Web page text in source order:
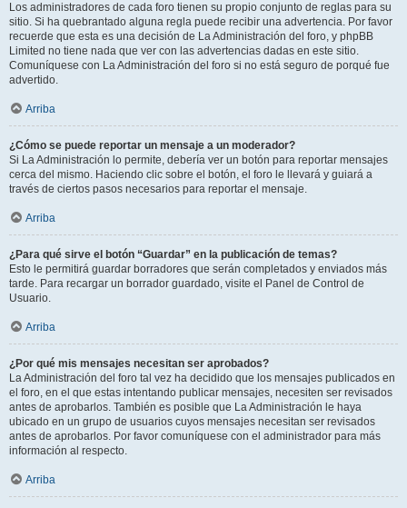
Los administradores de cada foro tienen su propio conjunto de reglas para su
sitio. Si ha quebrantado alguna regla puede recibir una advertencia. Por favor
recuerde que esta es una decisión de La Administración del foro, y phpBB
Limited no tiene nada que ver con las advertencias dadas en este sitio.
Comuníquese con La Administración del foro si no está seguro de porqué fue
advertido.
Arriba
¿Cómo se puede reportar un mensaje a un moderador?
Si La Administración lo permite, debería ver un botón para reportar mensajes
cerca del mismo. Haciendo clic sobre el botón, el foro le llevará y guiará a
través de ciertos pasos necesarios para reportar el mensaje.
Arriba
¿Para qué sirve el botón “Guardar” en la publicación de temas?
Esto le permitirá guardar borradores que serán completados y enviados más
tarde. Para recargar un borrador guardado, visite el Panel de Control de
Usuario.
Arriba
¿Por qué mis mensajes necesitan ser aprobados?
La Administración del foro tal vez ha decidido que los mensajes publicados en
el foro, en el que estas intentando publicar mensajes, necesiten ser revisados
antes de aprobarlos. También es posible que La Administración le haya
ubicado en un grupo de usuarios cuyos mensajes necesitan ser revisados
antes de aprobarlos. Por favor comuníquese con el administrador para más
información al respecto.
Arriba